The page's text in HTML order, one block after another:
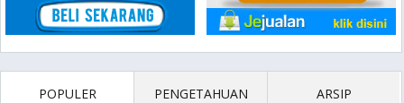
POPULER PENGETAHUAN ARSIP